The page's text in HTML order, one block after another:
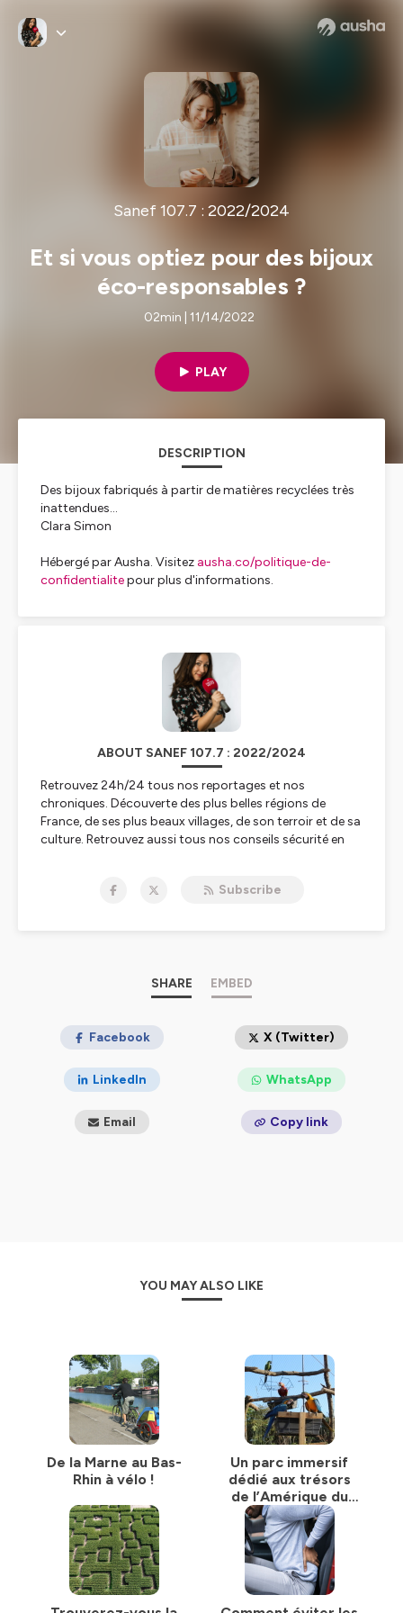
Sanef 107.7 : 2022/2024
Et si vous optiez pour des bijoux
éco-responsables ?
02min | 11/14/2022
PLAY
DESCRIPTION
Des bijoux fabriqués à partir de matières recyclées très
inattendues...
Clara Simon
Hébergé par Ausha. Visitez ausha.co/politique-de-
confidentialitepour plus d'informations.
ABOUT SANEF 107.7 : 2022/2024
Retrouvez 24h/24 tous nos reportages et nos
chroniques. Découverte des plus belles régions de
France, de ses plus beaux villages, de son terroir et de sa
culture. Retrouvez aussi tous nos conseils sécurité en
Hébergé par Ausha. Visitez
ausha.co/politique-de-
Subscribe
SHARE EMBED
Facebook X (Twitter)
LinkedIn WhatsApp
Email Copy link
YOU MAY ALSO LIKE
De la Marne au Bas-
Rhin à vélo !
Un parc immersif
dédié aux trésors
de l’Amérique du
Sud !